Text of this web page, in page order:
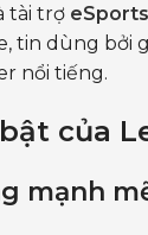
tài trợ eSports
tin dùng bởi
nổi tiếng.
của
mạnh